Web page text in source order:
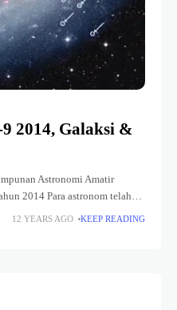
2014, Galaksi &
Astronomi Amatir
2014 Para astronom telah
untuk mengukur jarak
gravitasi bintang
12 YEARS AGO KEEP READING